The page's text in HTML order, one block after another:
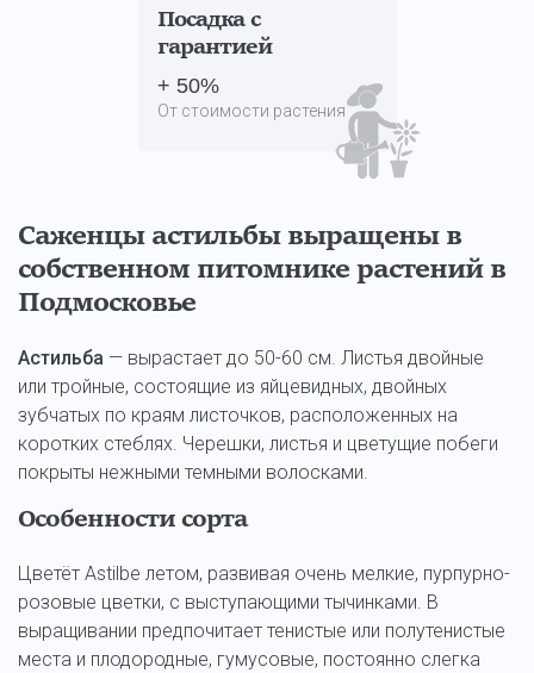
Посадка с
гарантией
+ 50%
От стоимости растения
Саженцы астильбы выращены в
собственном питомнике растений в
Подмосковье
Астильба — вырастает до 50-60 см. Листья двойные
или тройные, состоящие из яйцевидных, двойных
зубчатых по краям листочков, расположенных на
коротких стеблях. Черешки, листья и цветущие побеги
покрыты нежными темными волосками.
Особенности сорта
Цветёт Astilbe летом, развивая очень мелкие, пурпурно-
розовые цветки, с выступающими тычинками. В
выращивании предпочитает тенистые или полутенистые
места и плодородные, гумусовые, постоянно слегка